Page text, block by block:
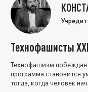
Технофашисты
Технофашизм
программа становится
тогда, когда человек